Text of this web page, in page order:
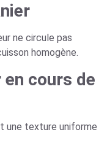
ne circule pas
homogène.
cours de
une texture uniforme